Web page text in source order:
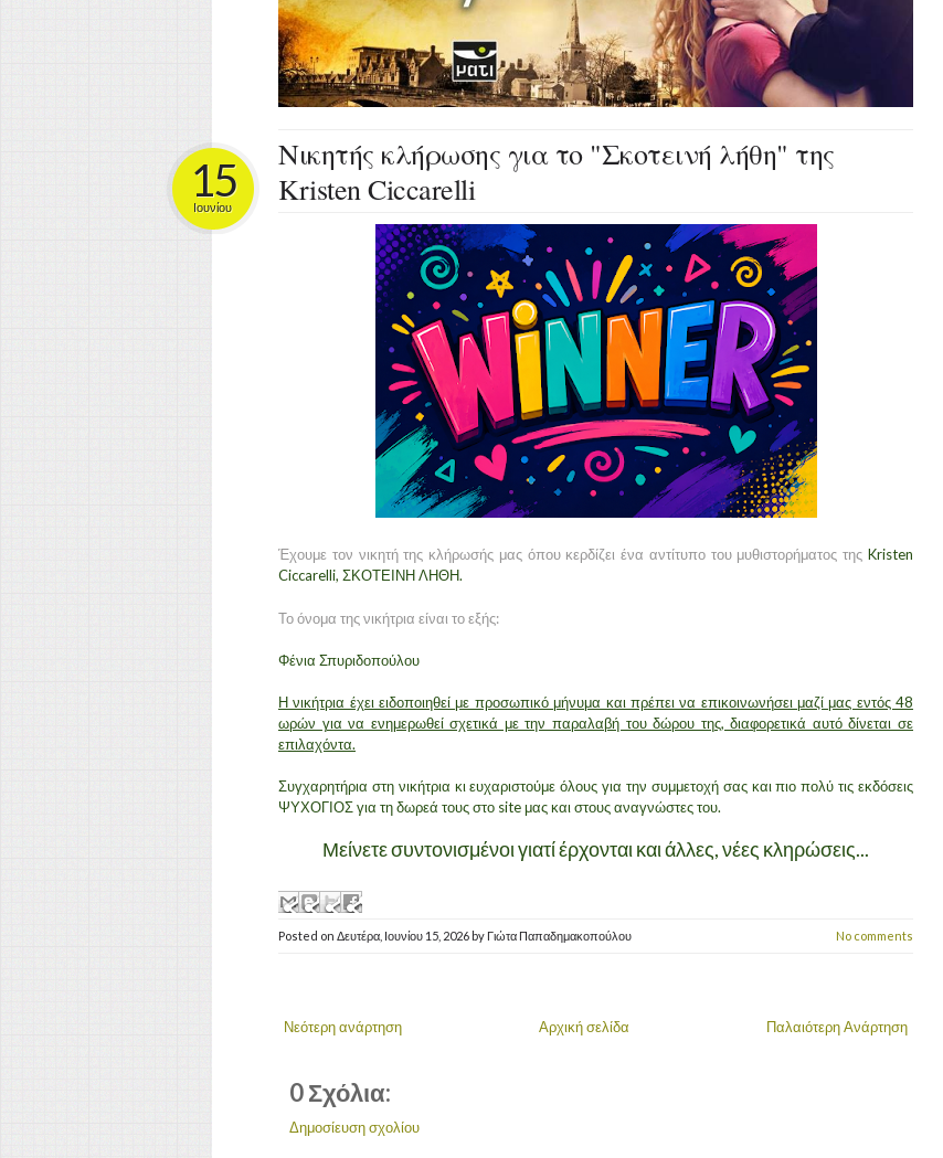
Νικητής κλήρωσης για το "Σκοτεινή λήθη" της
Kristen Ciccarelli
15
Ιουνίου
Έχουμε τον νικητή της κλήρωσής μας όπου κερδίζει ένα αντίτυπο του μυθιστορήματος της Kristen
Ciccarelli, ΣΚΟΤΕΙΝΗ ΛΗΘΗ.
Το όνομα της νικήτρια είναι το εξής:
Φένια Σπυριδοπούλου
Η νικήτρια έχει ειδοποιηθεί με προσωπικό μήνυμα και πρέπει να επικοινωνήσει μαζί μας εντός 48
ωρών για να ενημερωθεί σχετικά με την παραλαβή του δώρου της, διαφορετικά αυτό δίνεται σε
επιλαχόντα.
Συγχαρητήρια στη νικήτρια κι ευχαριστούμε όλους για την συμμετοχή σας και πιο πολύ τις εκδόσεις
ΨΥΧΟΓΙΟΣ για τη δωρεά τους στο site μας και στους αναγνώστες του.
Μείνετε συντονισμένοι γιατί έρχονται και άλλες, νέες κληρώσεις...
Posted on Δευτέρα, Ιουνίου 15, 2026 by Γιώτα Παπαδημακοπούλου No comments
Νεότερη ανάρτηση Παλαιότερη Ανάρτηση
Αρχική σελίδα
0 Σχόλια:
Δημοσίευση σχολίου